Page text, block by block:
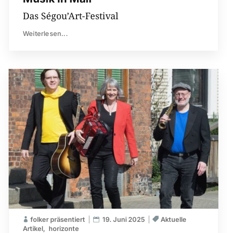
Das Ségou’Art-Festival
Weiterlesen...
folker präsentiert 19. Juni 2025
Aktuelle
Artikel
horizonte